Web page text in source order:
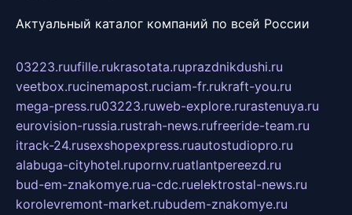
Актуальный каталог компаний по всей России
03223.ruufille.rukrasotata.ruprazdnikdushi.ru
veetbox.rucinemapost.ruciam-fr.rukraft-you.ru
mega-press.ru03223.ruweb-explore.rurastenuya.ru
eurovision-russia.rustrah-news.rufreeride-team.ru
itrack-24.rusexshopexpress.ruautostudiopro.ru
alabuga-cityhotel.rupornv.ruatlantpereezd.ru
bud-em-znakomye.rua-cdc.ruelektrostal-news.ru
korolevremont-market.rubudem-znakomye.ru